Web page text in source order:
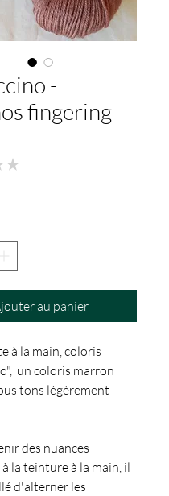
-
fingering
★
au panier
à la main, coloris
un coloris marron
tons légèrement
des nuances
la teinture à la main, il
d'alterner les